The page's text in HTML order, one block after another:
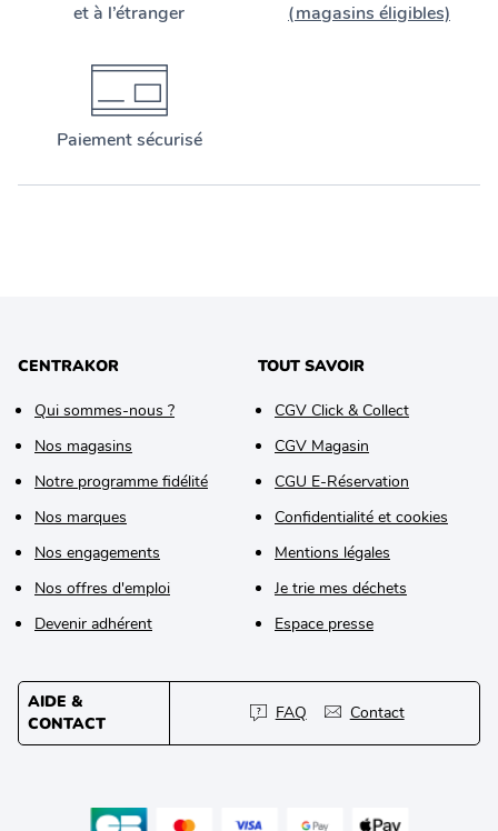
et à l’étranger
(magasins éligibles)
Paiement sécurisé
CENTRAKOR
Qui sommes-nous ?
Nos magasins
Notre programme fidélité
Nos marques
Nos engagements
Nos offres d'emploi
Devenir adhérent
TOUT SAVOIR
CGV Click & Collect
CGV Magasin
CGU E-Réservation
Confidentialité et cookies
Mentions légales
Je trie mes déchets
Espace presse
AIDE &
CONTACT
FAQ Contact